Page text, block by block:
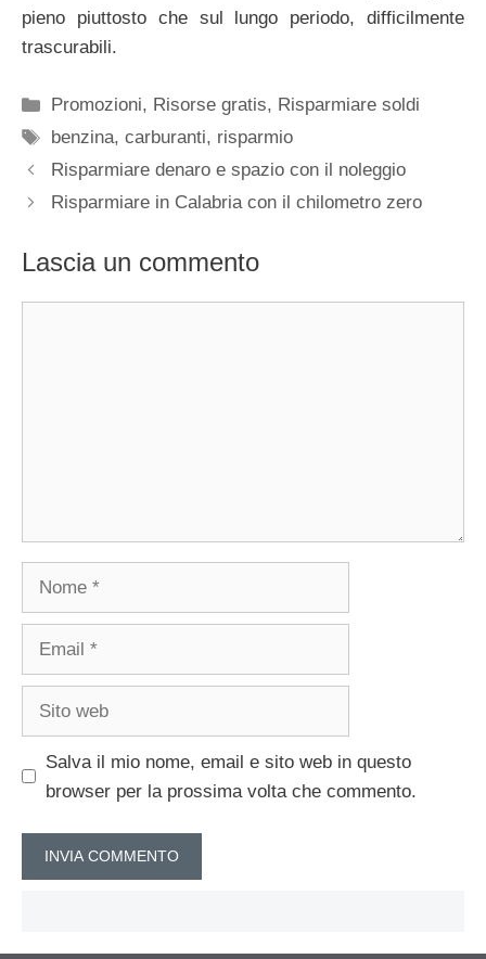
pieno piuttosto che sul lungo periodo, difficilmente
trascurabili.
Categorie
Promozioni, Risorse gratis, Risparmiare soldi
Tag
benzina,carburanti, risparmio
Risparmiare denaro e spazio con il noleggio
Risparmiare in Calabria con il chilometro zero
Lascia un commento
Nome
Email
Sito
Salva il mio nome, email e sito web in questo
browser per la prossima volta che commento.